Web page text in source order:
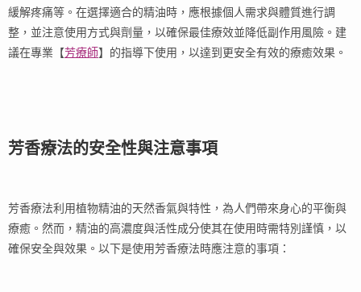
緩解疼痛等。在選擇適合的精油時，應根據個人需求與體質進行調
整，並注意使用方式與劑量，以確保最佳療效並降低副作用風險。建
議在專業【芳療師】的指導下使用，以達到更安全有效的療癒效果。
芳香療法的安全性與注意事項
芳香療法利用植物精油的天然香氣與特性，為人們帶來身心的平衡與
療癒。然而，精油的高濃度與活性成分使其在使用時需特別謹慎，以
確保安全與效果。以下是使用芳香療法時應注意的事項：